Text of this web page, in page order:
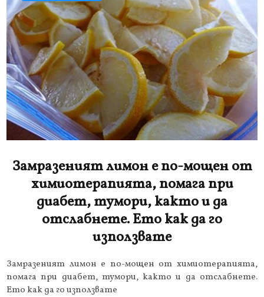
Замразеният лимон е по-мощен от
химиотерапията, помага при
диабет, тумори, както и да
отслабнете. Ето как да го
използвате
Замразеният лимон е по-мощен от химиотерапията,
помага при диабет, тумори, както и да отслабнете.
Ето как да го използвате